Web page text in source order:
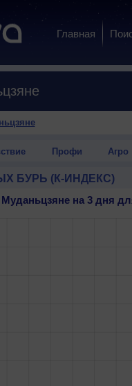
Главная
Профи Агро
БУРЬ (К-ИНДЕКС)
Муданьцзяне на 3 дня